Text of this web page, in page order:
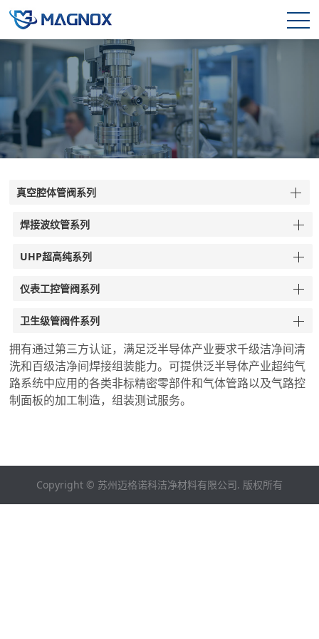
真空腔体管阀系列
焊接波纹管系列
UHP超高纯系列
仪表工控管阀系列
卫生级管阀件系列
拥有通过第三方认证，满足泛半导体产业要求千级洁净间清
洗和百级洁净间焊接组装能力。可提供泛半导体产业超纯气
路系统中应用的各类非标精密零部件和气体管路以及气路控
制面板的加工制造，组装测试服务。
Copyright © 苏州迈格诺科洁净材料有限公司. 版权所有